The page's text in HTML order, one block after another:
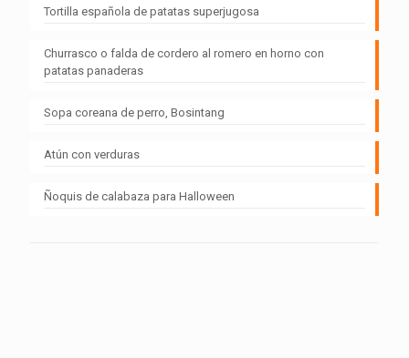
Tortilla española de patatas superjugosa
Churrasco o falda de cordero al romero en horno con
patatas panaderas
Sopa coreana de perro, Bosintang
Atún con verduras
Ñoquis de calabaza para Halloween